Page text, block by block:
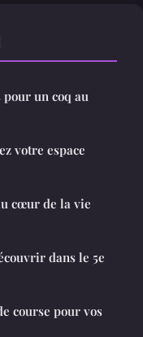
un coq au
votre espace
cœur de la vie
dans le 5e
course pour vos